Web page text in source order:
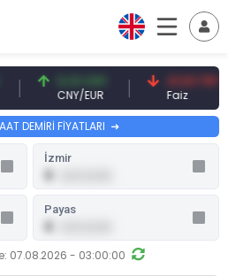
0,13 CNY
CNY/EUR
41,53 TRY
Faiz
DEMİRİ FİYATLARI
07.08.2026 - 03:00:00
İzmir
Payas